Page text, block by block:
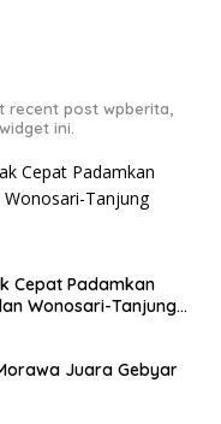
recent post wpberita,
ini.
Cepat Padamkan
Wonosari-Tanjung
Juara Gebyar